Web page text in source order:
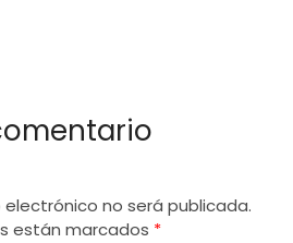
no será publicada.
están marcados *